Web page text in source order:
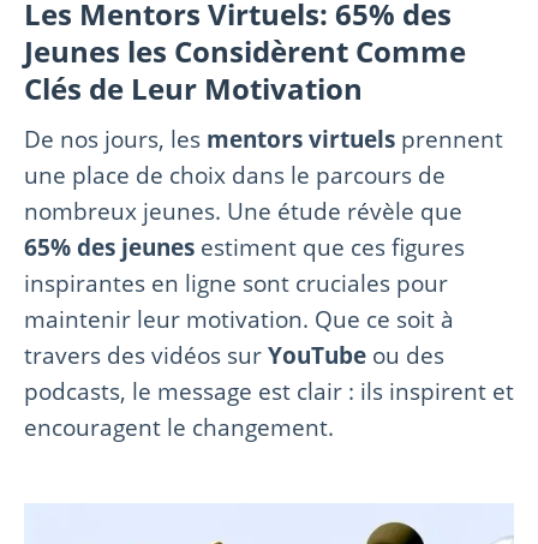
Les Mentors Virtuels: 65% des
Jeunes les Considèrent Comme
Clés de Leur Motivation
De nos jours, les mentors virtuels prennent
une place de choix dans le parcours de
nombreux jeunes. Une étude révèle que
65% des jeunes estiment que ces figures
inspirantes en ligne sont cruciales pour
maintenir leur motivation. Que ce soit à
travers des vidéos surYouTube ou des
podcasts, le message est clair : ils inspirent et
encouragent le changement.